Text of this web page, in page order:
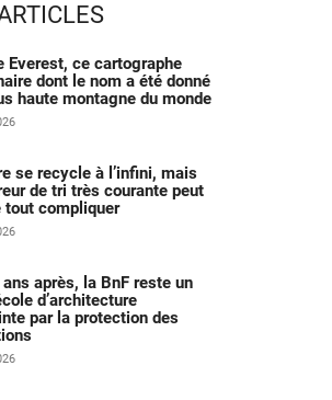
Everest, ce cartographe
dont le nom a été donné
haute montagne du monde
se recycle à l’infini, mais
de tri très courante peut
tout compliquer
après, la BnF reste un
d’architecture
par la protection des